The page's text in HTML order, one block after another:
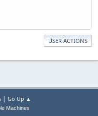
USER ACTIONS
| Go Up ▲
Machines